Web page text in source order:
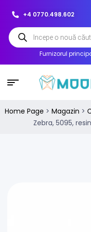
+4 0770.498.602
Furnizorul
Home Page > Magazin >
Zebra, 5095,